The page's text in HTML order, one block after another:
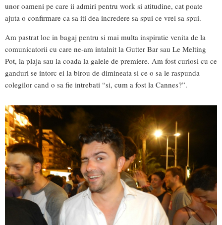
unor oameni pe care ii admiri pentru work si atitudine, cat poate
ajuta o confirmare ca sa iti dea incredere sa spui ce vrei sa spui.
Am pastrat loc in bagaj pentru si mai multa inspiratie venita de la
comunicatorii cu care ne-am intalnit la Gutter Bar sau Le Melting
Pot, la plaja sau la coada la galele de premiere. Am fost curiosi cu ce
ganduri se intorc ei la birou de dimineata si ce o sa le raspunda
colegilor cand o sa fie intrebati “si, cum a fost la Cannes?”.